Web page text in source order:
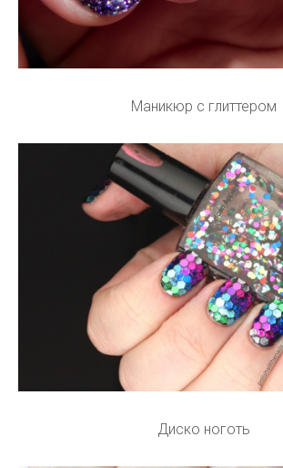
Маникюр с глиттером
Диско ноготь